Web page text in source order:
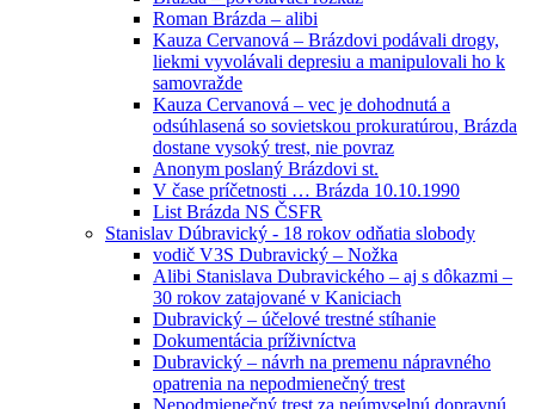
Roman Brázda – alibi
Kauza Cervanová – Brázdovi podávali drogy,
liekmi vyvolávali depresiu a manipulovali ho k
samovražde
Kauza Cervanová – vec je dohodnutá a
odsúhlasená so sovietskou prokuratúrou, Brázda
dostane vysoký trest, nie povraz
Anonym poslaný Brázdovi st.
V čase príčetnosti … Brázda 10.10.1990
List Brázda NS ČSFR
Stanislav Dúbravický - 18 rokov odňatia slobody
vodič V3S Dubravický – Nožka
Alibi Stanislava Dubravického – aj s dôkazmi –
30 rokov zatajované v Kaniciach
Dubravický – účelové trestné stíhanie
Dokumentácia príživníctva
Dubravický – návrh na premenu nápravného
opatrenia na nepodmienečný trest
Nepodmienečný trest za neúmyselnú dopravnú